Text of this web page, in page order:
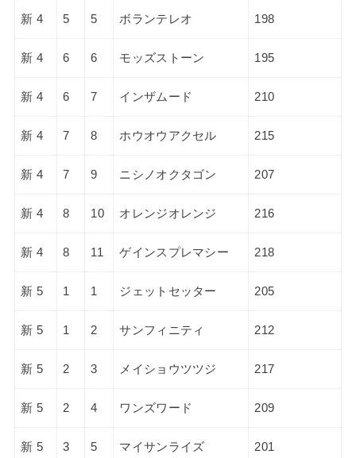
新 4 5 5 ボランテレオ 198
新 4 6 6 モッズストーン 195
新 4 6 7 インザムード 210
新 4 7 8 ホウオウアクセル 215
新 4 7 9 ニシノオクタゴン 207
新 4 8 10 オレンジオレンジ 216
新 4 8 11 ゲインスプレマシー 218
新 5 1 1 ジェットセッター 205
新 5 1 2 サンフィニティ 212
新 5 2 3 メイショウツツジ 217
新 5 2 4 ワンズワード 209
新 5 3 5 マイサンライズ 201